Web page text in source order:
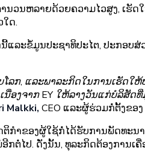
ນວນຫລາຍດ້ວຍຄວາມໄວສູງ, ເ
ດ.
ແລະຂໍ້ມູນປະຊາທິປະໄຕ, ປະກອ
ລກ, ແລະພາລະກິດໃນການເຮັດ
ອງຈາກ EY ໃຫ້ລາງວັນແກ່ບໍລິ
Malkki, CEO ແລະຜູ້ຮ່ວມກໍ່ຕັ້ງຂອງ
ກໍາຂອງຜູ້ໃຊ້ກໍ່ໄດ້ຮັບການພັດທະ
ກຕໍ່ໄປ. ດັ່ງນັ້ນ, ທຸລະກິດຕ້ອງການ